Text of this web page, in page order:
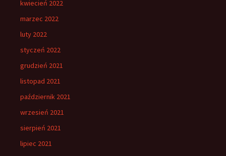
kwiecień 2022
marzec 2022
luty 2022
styczeń 2022
grudzień 2021
listopad 2021
październik 2021
wrzesień 2021
sierpień 2021
lipiec 2021